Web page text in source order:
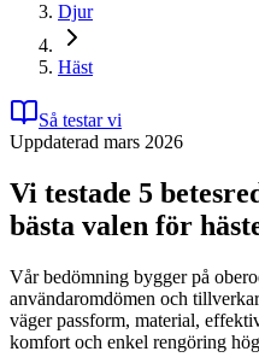
Djur
Häst
Så testar vi
Uppdaterad mars 2026
Vi testade 5
bästa valen för
Vår bedömning bygger på
användaromdömen och
väger passform, material,
komfort och enkel rengöring